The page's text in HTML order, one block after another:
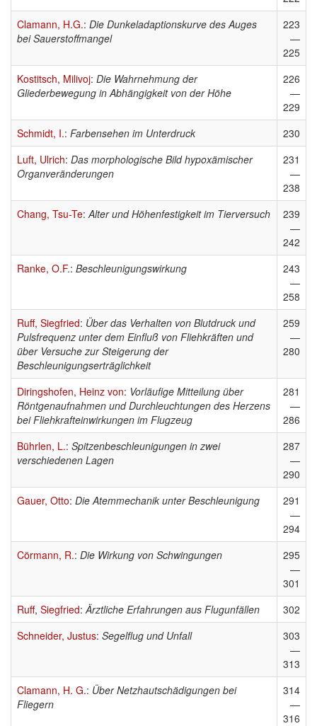
Clamann, H.G.: Die Dunkeladaptionskurve des Auges
bei Sauerstoffmangel
223
—
225
Kostitsch, Milivoj: Die Wahrnehmung der
Gliederbewegung in Abhängigkeit von der Höhe
226
—
229
Schmidt, I.: Farbensehen im Unterdruck
230
Luft, Ulrich: Das morphologische Bild hypoxämischer
Organveränderungen
231
—
238
Chang, Tsu-Te:Alter und Höhenfestigkeit im Tierversuch
239
—
242
Ranke, O.F.: Beschleunigungswirkung
243
—
258
Ruff, Siegfried: Über das Verhalten von Blutdruck und
Pulsfrequenz unter dem Einfluß von Fliehkräften und
über Versuche zur Steigerung der
Beschleunigungserträglichkeit
259
—
280
Diringshofen, Heinz von: Vorläufige Mitteilung über
Röntgenaufnahmen und Durchleuchtungen des Herzens
bei Fliehkrafteinwirkungen im Flugzeug
281
—
286
Bührlen, L.: Spitzenbeschleunigungen in zwei
verschiedenen Lagen
287
—
290
Gauer, Otto: Die Atemmechanik unter Beschleunigung
291
—
294
Cörmann, R.: Die Wirkung von Schwingungen
295
—
301
Ruff, Siegfried:Ärztliche Erfahrungen aus Flugunfällen
302
Schneider, Justus: Segelflug und Unfall
303
—
313
Clamann, H. G.: Über Netzhautschädigungen bei
Fliegern
314
—
316